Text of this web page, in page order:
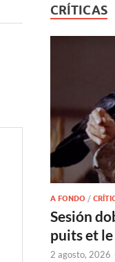
CRÍTICAS
A FONDO /
Sesión
puits et
2 agosto, 2026